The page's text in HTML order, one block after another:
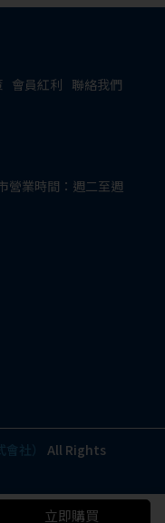
立即購買
會員紅利 聯絡我們
營業時間：週二至週
社）
All Rights